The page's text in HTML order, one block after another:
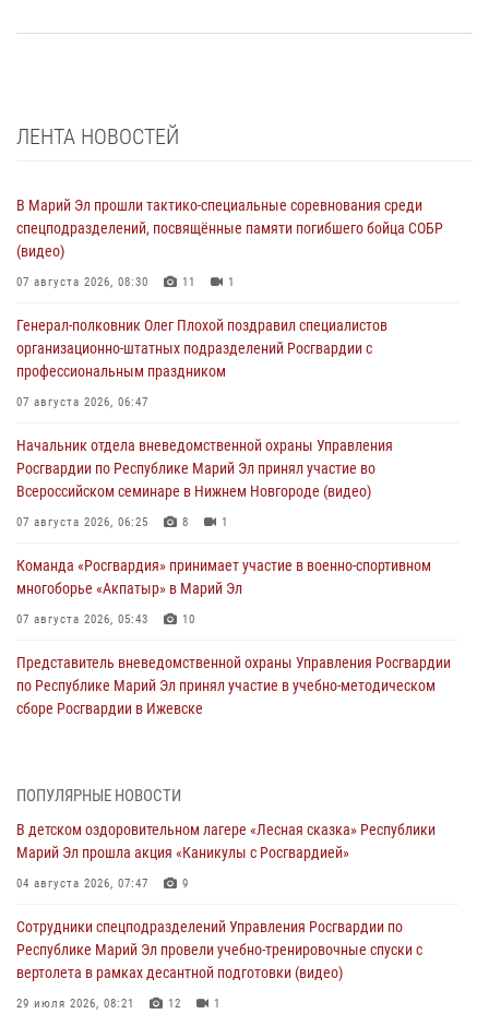
ЛЕНТА НОВОСТЕЙ
В Марий Эл прошли тактико-специальные соревнования среди
спецподразделений, посвящённые памяти погибшего бойца СОБР
(видео)
07 августа 2026, 08:30 11 1
Генерал-полковник Олег Плохой поздравил специалистов
организационно-штатных подразделений Росгвардии с
профессиональным праздником
07 августа 2026, 06:47
Начальник отдела вневедомственной охраны Управления
Росгвардии по Республике Марий Эл принял участие во
Всероссийском семинаре в Нижнем Новгороде (видео)
07 августа 2026, 06:25 8 1
Команда «Росгвардия» принимает участие в военно-спортивном
многоборье «Акпатыр» в Марий Эл
07 августа 2026, 05:43 10
Представитель вневедомственной охраны Управления Росгвардии
по Республике Марий Эл принял участие в учебно-методическом
сборе Росгвардии в Ижевске
провели более 90 проверок мест хранения гражданского оружия
06 августа 2026, 08:00
В Марий Эл сотрудники вневедомственной охраны Росгвардии за
05 августа 2026, 09:44
В Марий Эл для сотрудников Росгвардии прошло занятие,
посвящённое памяти генерала армии Ивана Кирилловича Яковлева
ПОПУЛЯРНЫЕ НОВОСТИ
В детском оздоровительном лагере «Лесная сказка» Республики
Марий Эл прошла акция «Каникулы с Росгвардией»
04 августа 2026, 07:47 9
Сотрудники спецподразделений Управления Росгвардии по
Республике Марий Эл провели учебно-тренировочные спуски с
вертолета в рамках десантной подготовки (видео)
29 июля 2026, 08:21 12 1